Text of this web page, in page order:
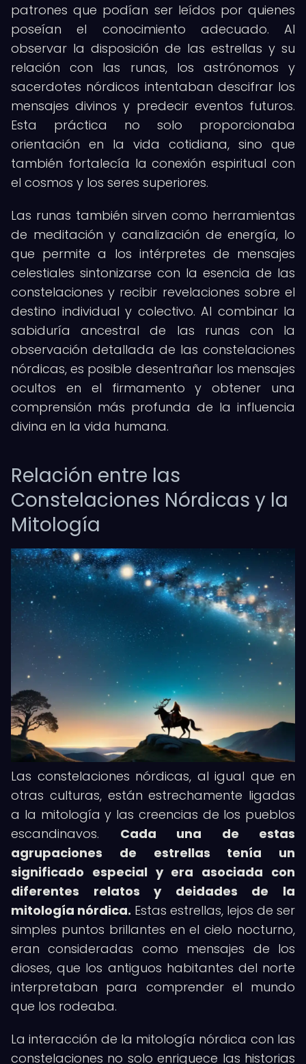
patrones que podían ser leídos por quienes
poseían el conocimiento adecuado. Al
observar la disposición de las estrellas y su
relación con las runas, los astrónomos y
sacerdotes nórdicos intentaban descifrar los
mensajes divinos y predecir eventos futuros.
Esta práctica no solo proporcionaba
orientación en la vida cotidiana, sino que
también fortalecía la conexión espiritual con
el cosmos y los seres superiores.
Las runas también sirven como herramientas
de meditación y canalización de energía, lo
que permite a los intérpretes de mensajes
celestiales sintonizarse con la esencia de las
constelaciones y recibir revelaciones sobre el
destino individual y colectivo. Al combinar la
sabiduría ancestral de las runas con la
observación detallada de las constelaciones
nórdicas, es posible desentrañar los mensajes
ocultos en el firmamento y obtener una
comprensión más profunda de la influencia
divina en la vida humana.
Relación entre las
Constelaciones Nórdicas y la
Mitología
Las constelaciones nórdicas, al igual que en
otras culturas, están estrechamente ligadas
a la mitología y las creencias de los pueblos
escandinavos. Cada una de estas
agrupaciones de estrellas tenía un
significado especial y era asociada con
diferentes relatos y deidades de la
mitología nórdica. Estas estrellas, lejos de ser
simples puntos brillantes en el cielo nocturno,
eran consideradas como mensajes de los
dioses, que los antiguos habitantes del norte
interpretaban para comprender el mundo
que los rodeaba.
La interacción de la mitología nórdica con las
constelaciones no solo enriquece las historias